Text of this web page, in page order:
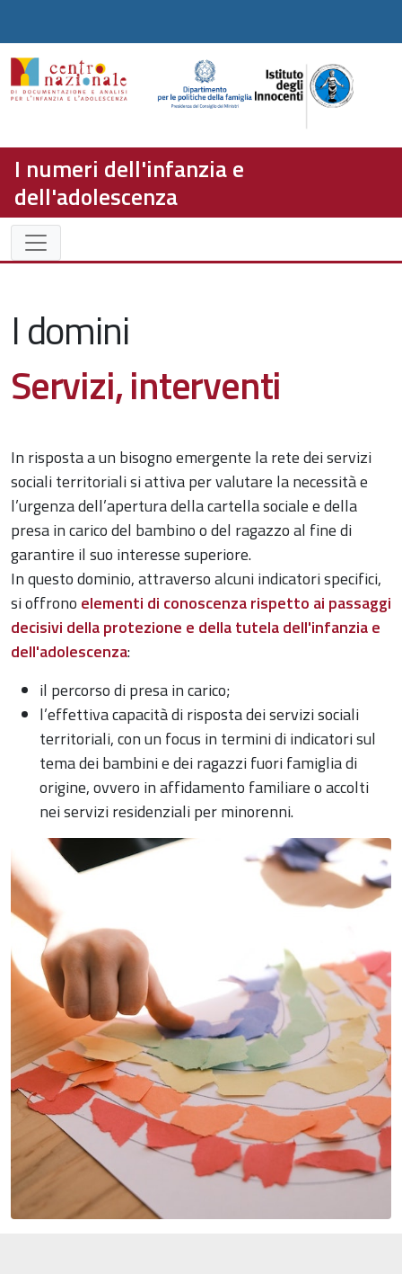
I numeri dell'infanzia e
dell'adolescenza
I domini
Servizi, interventi
In risposta a un bisogno emergente la rete dei servizi
sociali territoriali si attiva per valutare la necessità e
l’urgenza dell’apertura della cartella sociale e della
presa in carico del bambino o del ragazzo al fine di
garantire il suo interesse superiore.
In questo dominio, attraverso alcuni indicatori specifici,
si offrono elementi di conoscenza rispetto ai passaggi
decisivi della protezione e della tutela dell'infanzia e
dell'adolescenza:
il percorso di presa in carico;
l’effettiva capacità di risposta dei servizi sociali
territoriali, con un focus in termini di indicatori sul
tema dei bambini e dei ragazzi fuori famiglia di
origine, ovvero in affidamento familiare o accolti
nei servizi residenziali per minorenni.